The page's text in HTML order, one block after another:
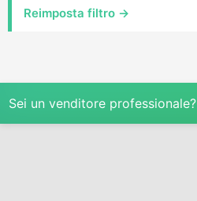
Reimposta filtro →
Sei un venditore professionale?